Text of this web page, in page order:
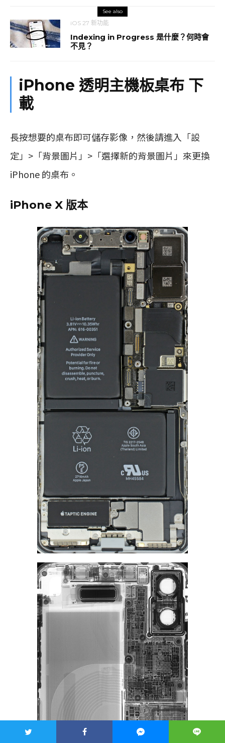
See also
iOS 27 新功能
Indexing in Progress 是什麼？何時會
不見？
iPhone 透明主機板桌布 下
載
長按想要的桌布即可儲存影像，然後請進入「設
定」>「背景圖片」>「選擇新的背景圖片」來更換
iPhone 的桌布。
iPhone X 版本